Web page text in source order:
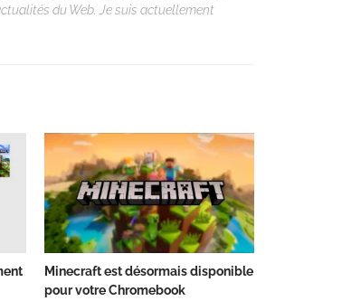
du Web. Je suis actuellement
Minecraft est désormais disponible
pour votre Chromebook